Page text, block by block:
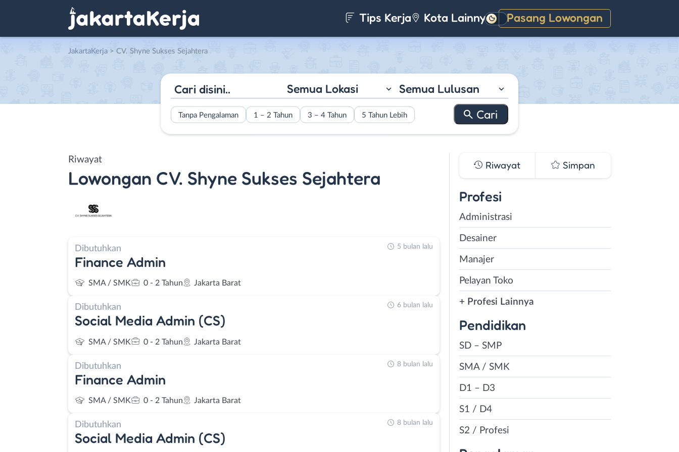
Tips Kerja Kota Lainnya Pasang Lowongan
Gelap
JakartaKerja > CV. Shyne Sukses Sejahtera
Semua Lokasi Semua Lulusan
Tanpa Pengalaman 1 – 2 Tahun 3 – 4 Tahun 5 Tahun Lebih
Riwayat
Lowongan CV. Shyne Sukses Sejahtera
Dibutuhkan
Finance Admin
SMA / SMK 0 - 2 Tahun Jakarta Barat
5 bulan lalu
Dibutuhkan
Social Media Admin (CS)
SMA / SMK 0 - 2 Tahun Jakarta Barat
6 bulan lalu
Dibutuhkan
Finance Admin
SMA / SMK 0 - 2 Tahun Jakarta Barat
8 bulan lalu
Dibutuhkan
Social Media Admin (CS)
8 bulan lalu
Riwayat Simpan
Profesi
Administrasi
Desainer
Manajer
Pelayan Toko
+ Profesi Lainnya
Pendidikan
SD – SMP
SMA / SMK
D1 – D3
S1 / D4
S2 / Profesi